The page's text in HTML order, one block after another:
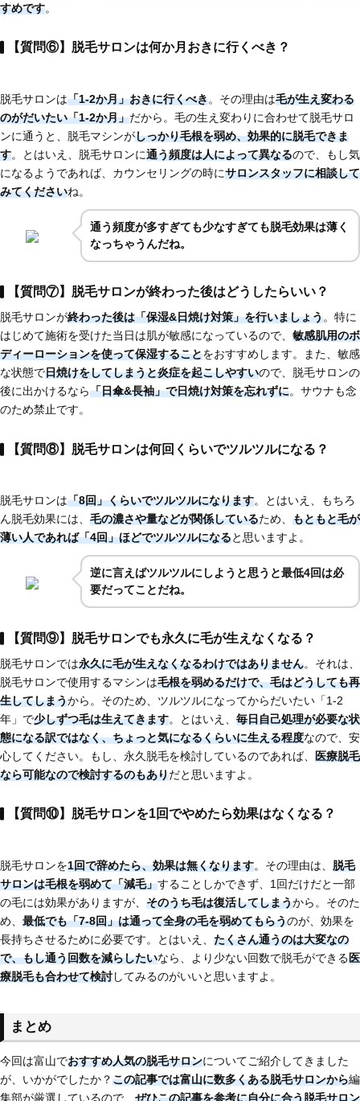
すめです。
【質問⑥】脱毛サロンは何か月おきに行くべき？
脱毛サロンは「1-2か月」おきに行くべき。その理由は毛が生え変わる
のがだいたい「1-2か月」だから。毛の生え変わりに合わせて脱毛サロ
ンに通うと、脱毛マシンがしっかり毛根を弱め、効果的に脱毛できま
す。とはいえ、脱毛サロンに通う頻度は人によって異なるので、もし気
になるようであれば、カウンセリングの時にサロンスタッフに相談して
みてくださいね。
通う頻度が多すぎても少なすぎても脱毛効果は薄く
なっちゃうんだね。
【質問⑦】脱毛サロンが終わった後はどうしたらいい？
脱毛サロンが終わった後は「保湿&日焼け対策」を行いましょう。特に
はじめて施術を受けた当日は肌が敏感になっているので、 敏感肌用のボ
ディーローションを使って保湿することをおすすめします。また、敏感
な状態で日焼けをしてしまうと炎症を起こしやすいので、脱毛サロンの
後に出かけるなら「日傘&長袖」で日焼け対策を忘れずに。サウナも念
のため禁止です。
【質問⑧】脱毛サロンは何回くらいでツルツルになる？
脱毛サロンは「8回」くらいでツルツルになります。とはいえ、もちろ
ん脱毛効果には、 毛の濃さや量などが関係しているため、 もともと毛が
薄い人であれば「4回」ほどでツルツルになると思いますよ。
逆に言えばツルツルにしようと思うと最低4回は必
要だってことだね。
【質問⑨】脱毛サロンでも永久に毛が生えなくなる？
脱毛サロンでは永久に毛が生えなくなるわけではありません。それは、
脱毛サロンで使用するマシンは毛根を弱めるだけで、毛はどうしても再
生してしまうから。そのため、ツルツルになってからだいたい「1-2
年」で少しずつ毛は生えてきます。とはいえ、 毎日自己処理が必要な状
態になる訳ではなく、ちょっと気になるくらいに生える程度なので、安
心してください。もし、永久脱毛を検討しているのであれば、 医療脱毛
なら可能なので検討するのもありだと思いますよ。
【質問⑩】脱毛サロンを1回でやめたら効果はなくなる？
脱毛サロンを1回で辞めたら、効果は無くなります。その理由は、 脱毛
サロンは毛根を弱めて「減毛」することしかできず、1回だけだと一部
の毛には効果がありますが、 そのうち毛は復活してしまうから。そのた
め、 最低でも「7-8回」は通って全身の毛を弱めてもらうのが、効果を
長持ちさせるために必要です。とはいえ、 たくさん通うのは大変なの
で、もし通う回数を減らしたいなら、より少ない回数で脱毛ができる医
療脱毛も合わせて検討してみるのがいいと思いますよ。
まとめ
今回は富山でおすすめ人気の脱毛サロンについてご紹介してきました
が、いかがでしたか？この記事では富山に数多くある脱毛サロンから編
集部が厳選しているので、 ぜひこの記事を参考に自分に合う脱毛サロン